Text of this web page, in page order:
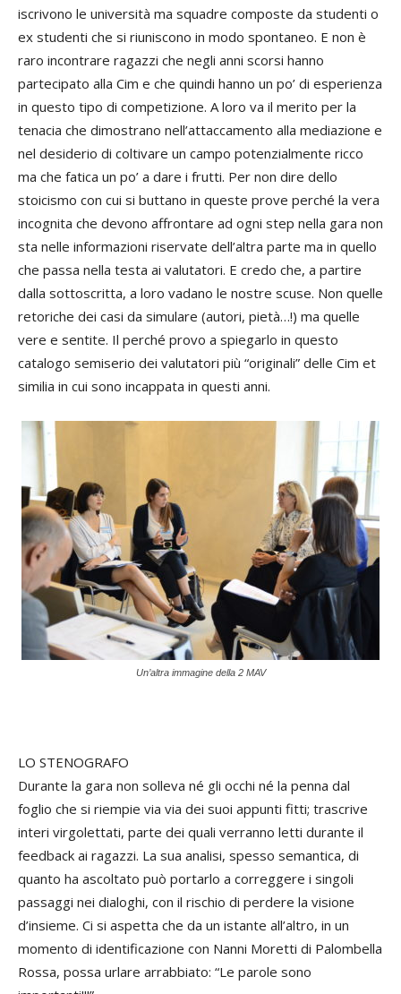
iscrivono le università ma squadre composte da studenti o
ex studenti che si riuniscono in modo spontaneo. E non è
raro incontrare ragazzi che negli anni scorsi hanno
partecipato alla Cim e che quindi hanno un po’ di esperienza
in questo tipo di competizione. A loro va il merito per la
tenacia che dimostrano nell’attaccamento alla mediazione e
nel desiderio di coltivare un campo potenzialmente ricco
ma che fatica un po’ a dare i frutti. Per non dire dello
stoicismo con cui si buttano in queste prove perché la vera
incognita che devono affrontare ad ogni step nella gara non
sta nelle informazioni riservate dell’altra parte ma in quello
che passa nella testa ai valutatori. E credo che, a partire
dalla sottoscritta, a loro vadano le nostre scuse. Non quelle
retoriche dei casi da simulare (autori, pietà…!) ma quelle
vere e sentite. Il perché provo a spiegarlo in questo
catalogo semiserio dei valutatori più “originali” delle Cim et
similia in cui sono incappata in questi anni.
Un’altra immagine della 2 MAV
LO STENOGRAFO
Durante la gara non solleva né gli occhi né la penna dal
foglio che si riempie via via dei suoi appunti fitti; trascrive
interi virgolettati, parte dei quali verranno letti durante il
feedback ai ragazzi. La sua analisi, spesso semantica, di
quanto ha ascoltato può portarlo a correggere i singoli
passaggi nei dialoghi, con il rischio di perdere la visione
d’insieme. Ci si aspetta che da un istante all’altro, in un
momento di identificazione con Nanni Moretti di Palombella
Rossa, possa urlare arrabbiato: “Le parole sono